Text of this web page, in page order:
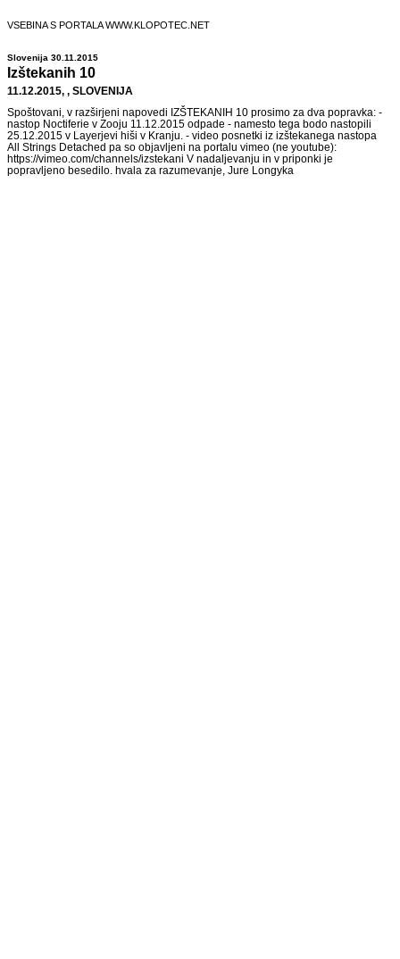
VSEBINA S PORTALA WWW.KLOPOTEC.NET
Slovenija 30.11.2015
Izštekanih 10
11.12.2015, , SLOVENIJA
Spoštovani, v razširjeni napovedi IZŠTEKANIH 10 prosimo za dva popravka: -
nastop Noctiferie v Zooju 11.12.2015 odpade - namesto tega bodo nastopili
25.12.2015 v Layerjevi hiši v Kranju. - video posnetki iz izštekanega nastopa
All Strings Detached pa so objavljeni na portalu vimeo (ne youtube):
https://vimeo.com/channels/izstekani V nadaljevanju in v priponki je
popravljeno besedilo. hvala za razumevanje, Jure Longyka